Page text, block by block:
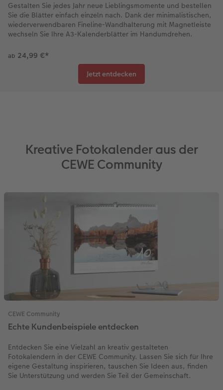
Gestalten Sie jedes Jahr neue Lieblingsmomente und bestellen
Sie die Blätter einfach einzeln nach. Dank der minimalistischen,
wiederverwendbaren Fineline-Wandhalterung mit Magnetleiste
wechseln Sie Ihre A3-Kalenderblätter im Handumdrehen.
ab 24,99 €*
Jetzt entdecken
Kreative Fotokalender aus der
CEWE Community
CEWE Community
Echte Kundenbeispiele entdecken
Entdecken Sie eine Vielzahl an kreativ gestalteten
Fotokalendern in der CEWE Community. Lassen Sie sich für Ihre
eigene Gestaltung inspirieren, tauschen Sie Ideen aus, finden
Sie Unterstützung und werden Sie Teil der Gemeinschaft.